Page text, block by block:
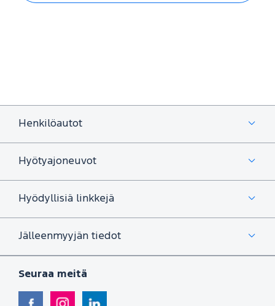
Henkilöautot
Hyötyajoneuvot
Hyödyllisiä linkkejä
Jälleenmyyjän tiedot
Seuraa meitä